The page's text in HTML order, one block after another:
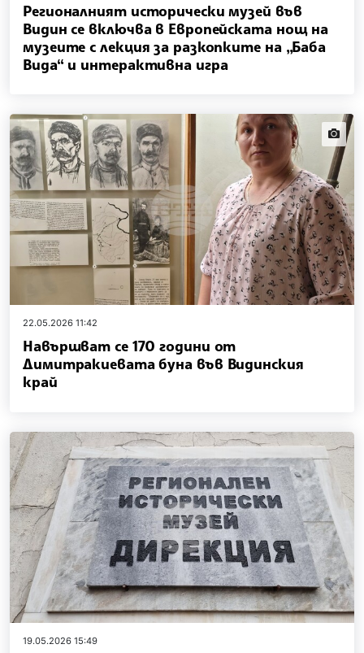
Регионалният исторически музей във
Видин се включва в Европейската нощ на
музеите с лекция за разкопките на „Баба
Вида“ и интерактивна игра
22.05.2026 11:42
Навършват се 170 години от
Димитракиевата буна във Видинския
край
19.05.2026 15:49